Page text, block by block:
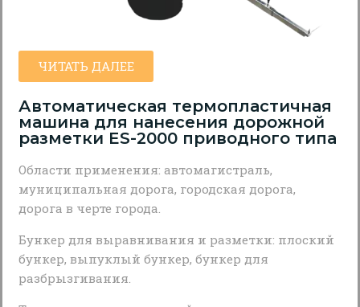
ЧИТАТЬ ДАЛЕЕ
Автоматическая термопластичная
машина для нанесения дорожной
разметки ES-2000 приводного типа
Области применения: автомагистраль,
муниципальная дорога, городская дорога,
дорога в черте города.
Бункер для выравнивания и разметки: плоский
бункер, выпуклый бункер, бункер для
разбрызгивания.